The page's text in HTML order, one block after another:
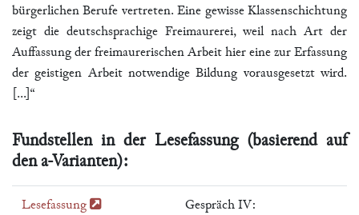
bürgerlichen Berufe vertreten. Eine gewisse Klassenschichtung
zeigt die deutschsprachige Freimaurerei, weil nach Art der
Auffassung der freimaurerischen Arbeit hier eine zur Erfassung
der geistigen Arbeit notwendige Bildung vorausgesetzt wird.
[...]“
Fundstellen in der Lesefassung (basierend auf
den a-Varianten):
Lesefassung
Gespräch IV: